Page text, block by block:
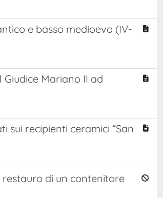
e basso medioevo (IV-
Mariano II ad
sui recipienti ceramici “San
restauro di un contenitore